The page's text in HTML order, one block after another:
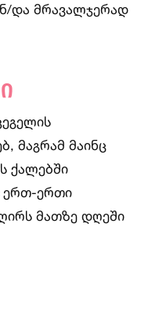
და მრავალჯერად
მაგრამ მაინც
ქალებში
ერთ-ერთი
მათზე დღეში